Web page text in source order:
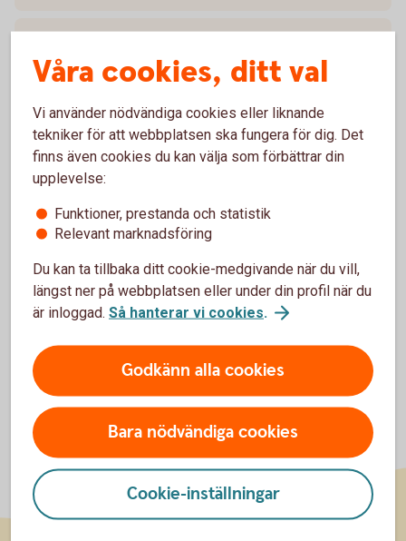
2021
2020
Våra cookies, ditt val
Vi använder nödvändiga cookies eller liknande
tekniker för att webbplatsen ska fungera för dig. Det
finns även cookies du kan välja som förbättrar din
upplevelse:
Funktioner, prestanda och statistik
Relevant marknadsföring
Du kan ta tillbaka ditt cookie-medgivande när du vill,
längst ner på webbplatsen eller under din profil när du
är inloggad. Så hanterar vi cookies.
Godkänn alla cookies
Bara nödvändiga cookies
Cookie-inställningar